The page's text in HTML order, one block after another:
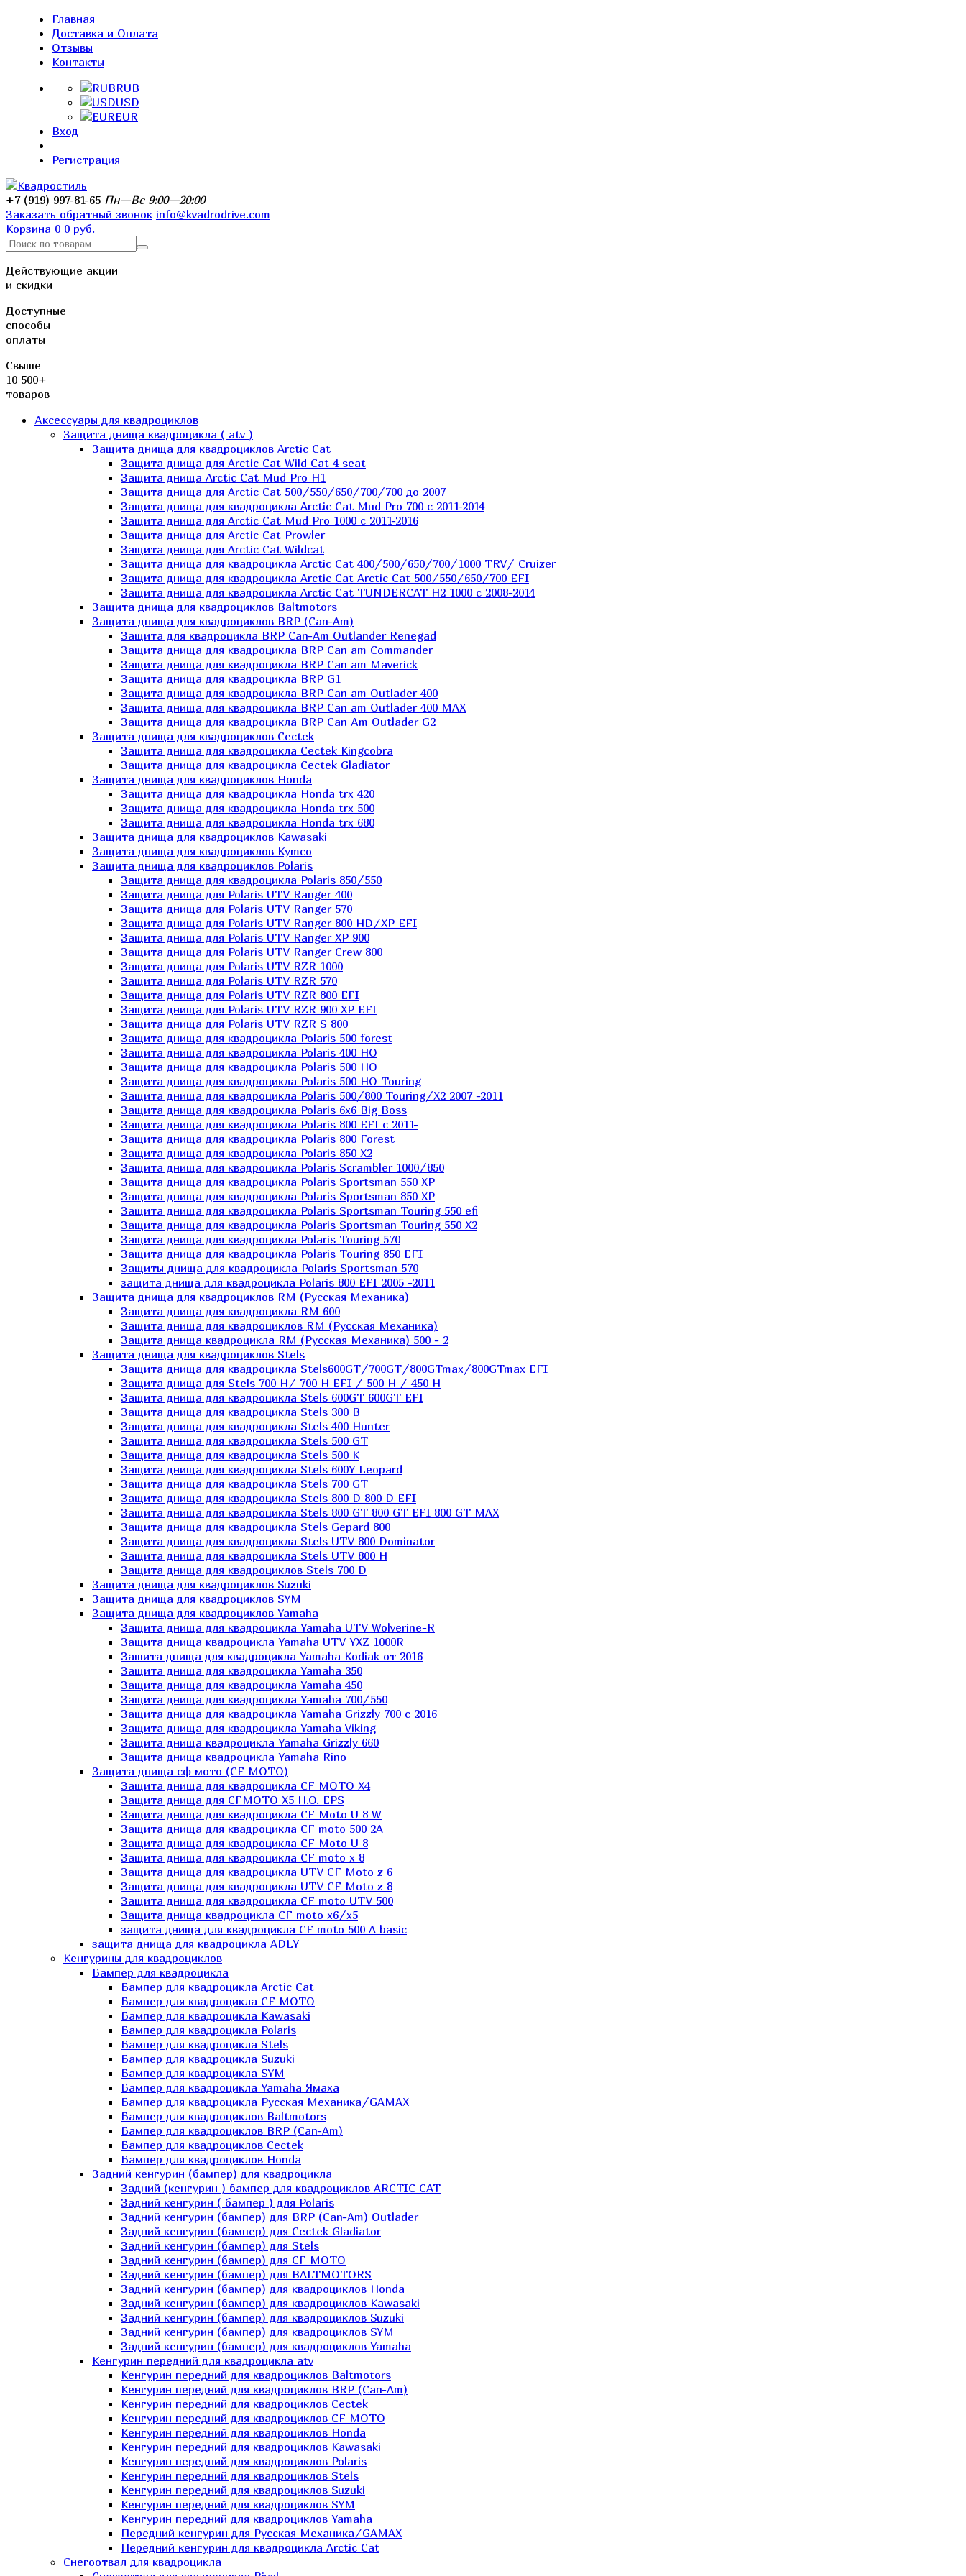
Главная
Доставка и Оплата
Отзывы
Контакты
RUB
USD
EUR
Вход
Регистрация
+7 (919) 997-81-65 Пн—Вс 9:00—20:00
Заказать обратный звонок info@kvadrodrive.com
Корзина 0 0 руб.
Действующие акции
и скидки
Доступные
способы
оплаты
Свыше
10 500+
товаров
Аксессуары для квадроциклов
Защита днища квадроцикла ( atv )
Защита днища для квадроциклов Arctic Cat
Защита днища для Arctic Cat Wild Cat 4 seat
Защита днища Arctic Cat Mud Pro H1
Защита днища для Arctic Cat 500/550/650/700/700 до 2007
Защита днища для квадроцикла Arctic Cat Mud Pro 700 с 2011-2014
Защита днища для Arctic Cat Mud Pro 1000 c 2011-2016
Защита днища для Arctic Cat Prowler
Защита днища для Arctic Cat Wildcat
Защита днища для квадроцикла Arctic Cat 400/500/650/700/1000 TRV/ Cruizer
Защита днища для квадроцикла Arctic Cat Arctic Cat 500/550/650/700 EFI
Защита днища для квадроцикла Arctic Cat TUNDERCAT H2 1000 c 2008-2014
Защита днища для квадроциклов Baltmotors
Защита днища для квадроциклов BRP (Can-Am)
Защита для квадроцикла BRP Can-Am Outlander Renegad
Защита днища для квадроцикла BRP Can am Commander
Защита днища для квадроцикла BRP Can am Maverick
Защита днища для квадроцикла BRP G1
Защита днища для квадроцикла BRP Can am Outlader 400
Защита днища для квадроцикла BRP Can am Outlader 400 MAX
Защита днища для квадроцикла BRP Can Аm Outlader G2
Защита днища для квадроциклов Cectek
Защита днища для квадроцикла Cectek Kingcobra
Защита днища для квадроцикла Cectek Gladiator
Защита днища для квадроциклов Honda
Защита днища для квадроцикла Honda trx 420
Защита днища для квадроцикла Honda trx 500
Защита днища для квадроцикла Honda trx 680
Защита днища для квадроциклов Kawasaki
Защита днища для квадроциклов Kymco
Защита днища для квадроциклов Polaris
Защита днища для квадроцикла Polaris 850/550
Защита днища для Polaris UTV Ranger 400
Защита днища для Polaris UTV Ranger 570
Защита днища для Polaris UTV Ranger 800 HD/XP EFI
Защита днища для Polaris UTV Ranger XP 900
Защита днища для Polaris UTV Ranger Сrew 800
Защита днища для Polaris UTV RZR 1000
Защита днища для Polaris UTV RZR 570
Защита днища для Polaris UTV RZR 800 EFI
Защита днища для Polaris UTV RZR 900 XP EFI
Защита днища для Polaris UTV RZR S 800
Защита днища для квадроцикла Polaris 500 forest
Защита днища для квадроцикла Polaris 400 HO
Защита днища для квадроцикла Polaris 500 HO
Защита днища для квадроцикла Polaris 500 HO Touring
Защита днища для квадроцикла Polaris 500/800 Touring/X2 2007 -2011
Защита днища для квадроцикла Polaris 6х6 Big Boss
Защита днища для квадроцикла Polaris 800 EFI с 2011-
Защита днища для квадроцикла Polaris 800 Forest
Защита днища для квадроцикла Polaris 850 X2
Защита днища для квадроцикла Polaris Scrambler 1000/850
Защита днища для квадроцикла Polaris Sportsman 550 XP
Защита днища для квадроцикла Polaris Sportsman 850 XP
Защита днища для квадроцикла Polaris Sportsman Touring 550 efi
Защита днища для квадроцикла Polaris Sportsman Touring 550 X2
Защита днища для квадроцикла Polaris Touring 570
Защита днища для квадроцикла Polaris Touring 850 EFI
Защиты днища для квадроцикла Polaris Sportsman 570
защита днища для квадроцикла Polaris 800 EFI 2005 -2011
Защита днища для квадроциклов RM (Русская Механика)
Защита днища для квадроцикла RM 600
Защита днища для квадроциклов RM (Русская Механика)
Защита днища квадроцикла RM (Русская Механика) 500 - 2
Защита днища для квадроциклов Stels
Защита днища для квадроцикла Stels600GT/700GT/800GTmax/800GTmax EFI
Защита днища для Stels 700 H/ 700 H EFI / 500 H / 450 H
Защита днища для квадроцикла Stels 600GT 600GT EFI
Защита днища для квадроцикла Stels 300 B
Защита днища для квадроцикла Stels 400 Hunter
Защита днища для квадроцикла Stels 500 GT
Защита днища для квадроцикла Stels 500 K
Защита днища для квадроцикла Stels 600Y Leopard
Защита днища для квадроцикла Stels 700 GT
Защита днища для квадроцикла Stels 800 D 800 D EFI
Защита днища для квадроцикла Stels 800 GT 800 GT EFI 800 GT MAX
Защита днища для квадроцикла Stels Gepard 800
Защита днища для квадроцикла Stels UTV 800 Dominator
Защита днища для квадроцикла Stels UTV 800 H
Защита днища для квадроциклов Stels 700 D
Защита днища для квадроциклов Suzuki
Защита днища для квадроциклов SYM
Защита днища для квадроциклов Yamaha
Защита днища для квадроцикла Yamaha UTV Wolverine-R
Защита днища квадроцикла Yamaha UTV YXZ 1000R
Зашита днища для квадроцикла Yamaha Kodiak от 2016
Защита днища для квадроцикла Yamaha 350
Защита днища для квадроцикла Yamaha 450
Защита днища для квадроцикла Yamaha 700/550
Защита днища для квадроцикла Yamaha Grizzly 700 с 2016
Защита днища для квадроцикла Yamaha Viking
Защита днища квадроцикла Yamaha Grizzly 660
Защита днища квадроцикла Yamaha Rino
Защита днища сф мото (CF MOTO)
Защита днища для квадроцикла CF MOTO X4
Защита днища для CFMOTO X5 H.O. EPS
Защита днища для квадроцикла CF Moto U 8 W
Защита днища для квадроцикла CF moto 500 2A
Защита днища для квадроцикла CF Moto U 8
Защита днища для квадроцикла CF moto x 8
Защита днища для квадроцикла UTV CF Moto z 6
Защита днища для квадроцикла UTV CF Moto z 8
Защита днища для квадроцикла СF moto UTV 500
Защита днища квадроцикла СF moto x6/x5
защита днища для квадроцикла CF moto 500 A basic
защита днища для квадроцикла ADLY
Кенгурины для квадроциклов
Бампер для квадроцикла
Бампер для квадроцикла Arctic Cat
Бампер для квадроцикла CF MOTO
Бампер для квадроцикла Kawasaki
Бампер для квадроцикла Polaris
Бампер для квадроцикла Stels
Бампер для квадроцикла Suzuki
Бампер для квадроцикла SYM
Бампер для квадроцикла Yamaha Ямаха
Бампер для квадроцикла Русская Механика/GAMAX
Бампер для квадроциклов Baltmotors
Бампер для квадроциклов BRP (Can-Am)
Бампер для квадроциклов Cectek
Бампер для квадроциклов Honda
Задний кенгурин (бампер) для квадроцикла
Задний (кенгурин ) бампер для квадроциклов ARCTIC CAT
Задний кенгурин ( бампер ) для Polaris
Задний кенгурин (бампер) для BRP (Can-Am) Outlader
Задний кенгурин (бампер) для Cectek Gladiator
Задний кенгурин (бампер) для Stels
Задний кенгурин (бампер) для СF MOTO
Задний кенгурин (бампер) для BALTMOTORS
Задний кенгурин (бампер) для квадроциклов Honda
Задний кенгурин (бампер) для квадроциклов Kawasaki
Задний кенгурин (бампер) для квадроциклов Suzuki
Задний кенгурин (бампер) для квадроциклов SYM
Задний кенгурин (бампер) для квадроциклов Yamaha
Кенгурин передний для квадроцикла atv
Кенгурин передний для квадроциклов Baltmotors
Кенгурин передний для квадроциклов BRP (Can-Am)
Кенгурин передний для квадроциклов Cectek
Кенгурин передний для квадроциклов CF MOTO
Кенгурин передний для квадроциклов Honda
Кенгурин передний для квадроциклов Kawasaki
Кенгурин передний для квадроциклов Polaris
Кенгурин передний для квадроциклов Stels
Кенгурин передний для квадроциклов Suzuki
Кенгурин передний для квадроциклов SYM
Кенгурин передний для квадроциклов Yamaha
Передний кенгурин для Русская Механика/GAMAX
Передний кенгурин для квадроцикла Arctic Cat
Снегоотвал для квадроцикла